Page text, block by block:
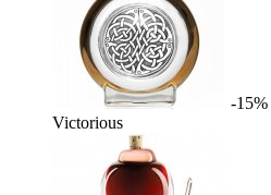
-15%
Victorious